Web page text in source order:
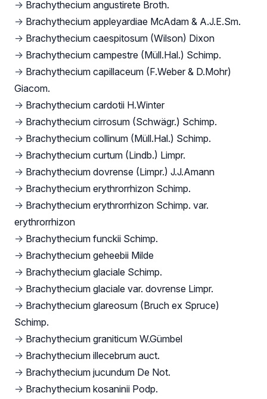
→ Brachythecium angustirete Broth.
→ Brachythecium appleyardiae McAdam & A.J.E.Sm.
→ Brachythecium caespitosum (Wilson) Dixon
→ Brachythecium campestre (Müll.Hal.) Schimp.
→ Brachythecium capillaceum (F.Weber & D.Mohr)
Giacom.
→ Brachythecium cardotii H.Winter
→ Brachythecium cirrosum (Schwägr.) Schimp.
→ Brachythecium collinum (Müll.Hal.) Schimp.
→ Brachythecium curtum (Lindb.) Limpr.
→ Brachythecium dovrense (Limpr.) J.J.Amann
→ Brachythecium erythrorrhizon Schimp.
→ Brachythecium erythrorrhizon Schimp. var.
erythrorrhizon
→ Brachythecium funckii Schimp.
→ Brachythecium geheebii Milde
→ Brachythecium glaciale Schimp.
→ Brachythecium glaciale var. dovrense Limpr.
→ Brachythecium glareosum (Bruch ex Spruce)
Schimp.
→ Brachythecium graniticum W.Gümbel
→ Brachythecium illecebrum auct.
→ Brachythecium jucundum De Not.
→ Brachythecium kosaninii Podp.